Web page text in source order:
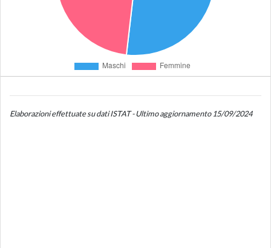
Elaborazioni effettuate su dati ISTAT - Ultimo aggiornamento 15/09/2024